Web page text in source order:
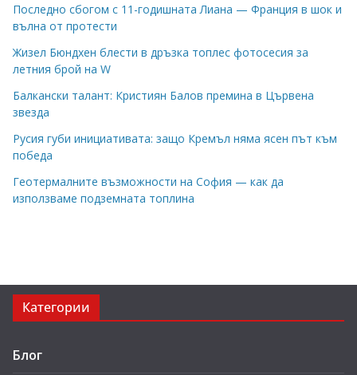
Последно сбогом с 11-годишната Лиана — Франция в шок и
вълна от протести
Жизел Бюндхен блести в дръзка топлес фотосесия за
летния брой на W
Балкански талант: Кристиян Балов премина в Цървена
звезда
Русия губи инициативата: защо Кремъл няма ясен път към
победа
Геотермалните възможности на София — как да
използваме подземната топлина
Категории
Блог